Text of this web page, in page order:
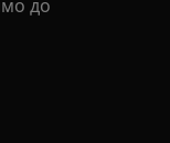
до